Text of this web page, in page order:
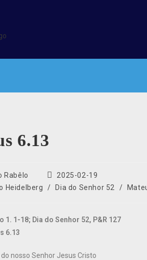
6.13
Rabêlo
2025-02-19
Heidelberg
/ Dia do Senhor 52 /
1. 1-18; Dia do Senhor 52, P&R 127
6.13
nosso Senhor Jesus Cristo